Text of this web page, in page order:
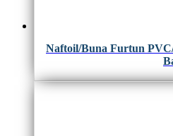
Naftoil/Buna Furtun